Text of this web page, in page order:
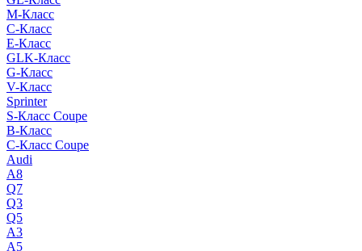
M-Класс
C-Класс
E-Класс
GLK-Класс
G-Класс
V-Класс
Sprinter
S-Класс Сoupe
B-Класс
C-Класс Coupe
Audi
A8
Q7
Q3
Q5
A3
A5